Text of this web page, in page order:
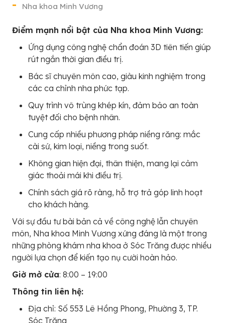
Nha khoa Minh Vương
Điểm mạnh nổi bật của Nha khoa Minh Vương:
Ứng dụng công nghệ chẩn đoán 3D tiên tiến giúp
rút ngắn thời gian điều trị.
Bác sĩ chuyên môn cao, giàu kinh nghiệm trong
các ca chỉnh nha phức tạp.
Quy trình vô trùng khép kín, đảm bảo an toàn
tuyệt đối cho bệnh nhân.
Cung cấp nhiều phương pháp niềng răng: mắc
cài sứ, kim loại, niềng trong suốt.
Không gian hiện đại, thân thiện, mang lại cảm
giác thoải mái khi điều trị.
Chính sách giá rõ ràng, hỗ trợ trả góp linh hoạt
cho khách hàng.
Với sự đầu tư bài bản cả về công nghệ lẫn chuyên
môn, Nha khoa Minh Vương xứng đáng là một trong
những phòng khám nha khoa ở Sóc Trăng được nhiều
người lựa chọn để kiến tạo nụ cười hoàn hảo.
Giờ mở cửa: 8:00 – 19:00
Thông tin liên hệ:
Địa chỉ: Số 553 Lê Hồng Phong, Phường 3, TP.
Sóc Trăng